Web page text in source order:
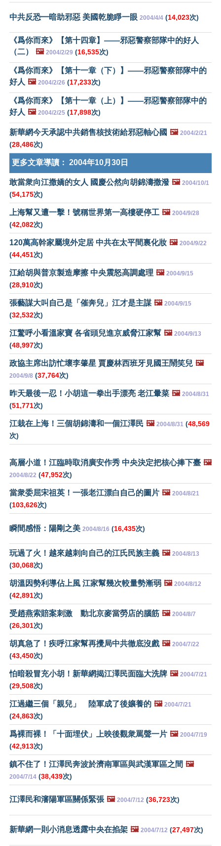
中共反恐━暗助邪惡 美國乾脆睜一眼 2004/4/4 (14,023次)
《爲你而來》【第十四章】——邪惡警察部隊中的好人
（二）
🖼️ 2004/2/29 (16,535次)
《爲你而來》【第十一章（下）】——邪惡警察部隊中的
好人 🖼️ 2004/2/26 (17,233次)
《爲你而來》【第十一章（上）】——邪惡警察部隊中的
好人 🖼️ 2004/2/25 (17,898次)
新華網今天承認中共銷售核技術給邪惡軸心國 🖼️ 2004/2/21
(28,486次)
更多文章導讀： 2004年10月30日
敢當衆向江撒嬌的女人 國慶公然向胡錦濤撒潑 🖼️ 2004/10/1
(54,175次)
上海幫又遭一擊！號稱世界第一高樓硬停工 🖼️ 2004/9/28
(42,082次)
120萬高幹家屬境外定居 中共在太平間裏化妝 🖼️ 2004/9/22
(44,451次)
江給胡與普京製造摩擦 中央震怒高調處理 🖼️ 2004/9/15
(28,910次)
張藝謀大叫自己是「催奔兒」江才是主謀 🖼️ 2004/9/15
(32,532次)
江驚呼小看溫家寶 各省頭兒進京威脅江家幫 🖼️ 2004/9/13
(48,997次)
政協主席出訪忙壞李肇星 賈慶林西班牙見國王鬧笑兒 🖼️
2004/9/8 (37,764次)
昨天最後一忍！小胡這一拳出手漂亮 老江暈菜 🖼️ 2004/8/31
(51,771次)
江栽在上海！三個胡錦濤和一個江澤民 🖼️ 2004/8/31 (48,569
次)
高層小道！江臨時取消廣安作秀 中央決定把核心捧下臺 🖼️
2004/8/22 (47,952次)
當衆委屈宋祖英！一張老江漂白自己的圖片 🖼️ 2004/8/21
(103,626次)
瞬間感悟：陽剛之美 2004/8/16 (16,435次)
玩過了火！越來越刺向自己的江氏民族主義 🖼️ 2004/8/13
(30,068次)
胡溫因勢利導佔上風 江家幫幾次較量勢漸弱 🖼️ 2004/8/12
(42,891次)
受趙燕索賠案刺激 動北京麥當勞店的腦筋 🖼️ 2004/8/7
(26,301次)
胡真急了！疾呼江家幫再攪局中共徹底沒戲 🖼️ 2004/7/22
(43,450次)
怕暗殺冒充小胡！新華網揭江澤民面臨大洗牌 🖼️ 2004/7/21
(29,508次)
江過繼三個「親兒」 陸軍成了後孃養的 🖼️ 2004/7/21
(24,863次)
爲裸而裸！「十面埋伏」上映後觀衆罵聲一片 🖼️ 2004/7/19
(42,913次)
鎮不住了！江澤民奔波於濟南軍區與武漢軍區之間 🖼️
2004/7/14 (38,439次)
江澤民和瀋陽軍區關係緊張 🖼️ 2004/7/12 (36,723次)
新華網一則小消息透露中央在掐架 🖼️ 2004/7/12 (27,497次)